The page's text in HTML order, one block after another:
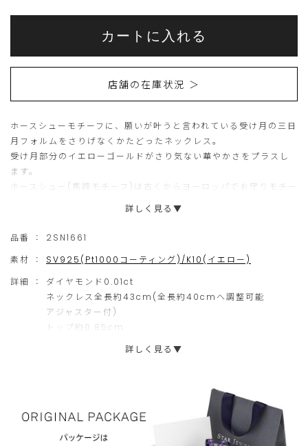
Product
こ
ち
ら
の
品
は
個
ま
の
注
限
こ
の
商
品
現
在、
購
入
た
け
ん。
カートに入れる
店舗の在庫状況 ＞
ホースシューモチーフに、願いが叶うと言われている受け月の三日
月フォルムをさりげなくかたどったネックレス。
受け月部分のイエローゴールドがさり気ない華やかさをプラスし
ます。
ホースシュー(馬蹄モチーフ)は古くからヨーロッパでお守りモチー
シルバーにプラチナコーティングを施していて、スタージュエリー
輝きを美しく表現しています。お手入れの手間がかからないのも
嬉しいポイントです。
大切なパートナーとのリンクコーディネイトや、ギフトにもおす
すめのデザインです。
※画像2枚目のシルバー商品はこちら(
詳しく見る▼
品番 ：
2SN1661
素材 ：
SV925(Pt1000コーティング)/K10(イエロー)
詳細 ：
ダイヤモンド0.01ct
ネックレス全長約43cm(全長約40cmへ調整可能
アジャスター付)
トップ約0.85cm
詳しく見る▼